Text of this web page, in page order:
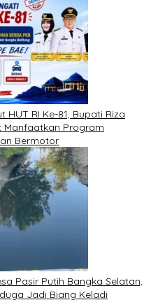
RI Ke-81, Bupati Riza
Manfaatkan Program
Bermotor
Pasir Putih Bangka Selatan,
Jadi Biang Keladi